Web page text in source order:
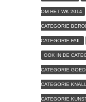
OM HET WK 2014
CATEGORIE
CATEGORIE FAIL
OOK IN DE
CATEGORIE
CATEGORIE
CATEGORIE